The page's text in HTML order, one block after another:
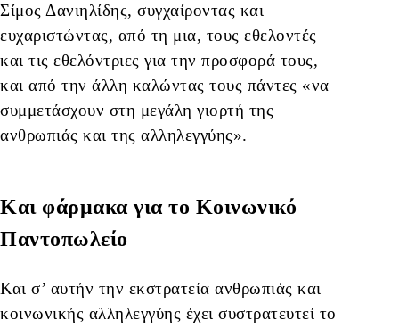
Σίμος Δανιηλίδης, συγχαίροντας και
ευχαριστώντας, από τη μια, τους εθελοντές
και τις εθελόντριες για την προσφορά τους,
και από την άλλη καλώντας τους πάντες «να
συμμετάσχουν στη μεγάλη γιορτή της
ανθρωπιάς και της αλληλεγγύης».
Και φάρμακα για το Κοινωνικό
Παντοπωλείο
Και σ’ αυτήν την εκστρατεία ανθρωπιάς και
κοινωνικής αλληλεγγύης έχει συστρατευτεί το